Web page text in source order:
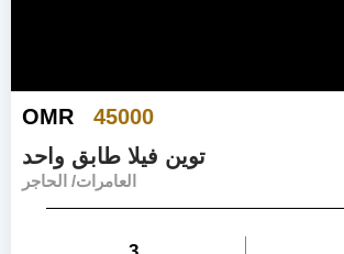
OMR
45000
توين فيلا طابق واحد
العامرات/ الحاجر